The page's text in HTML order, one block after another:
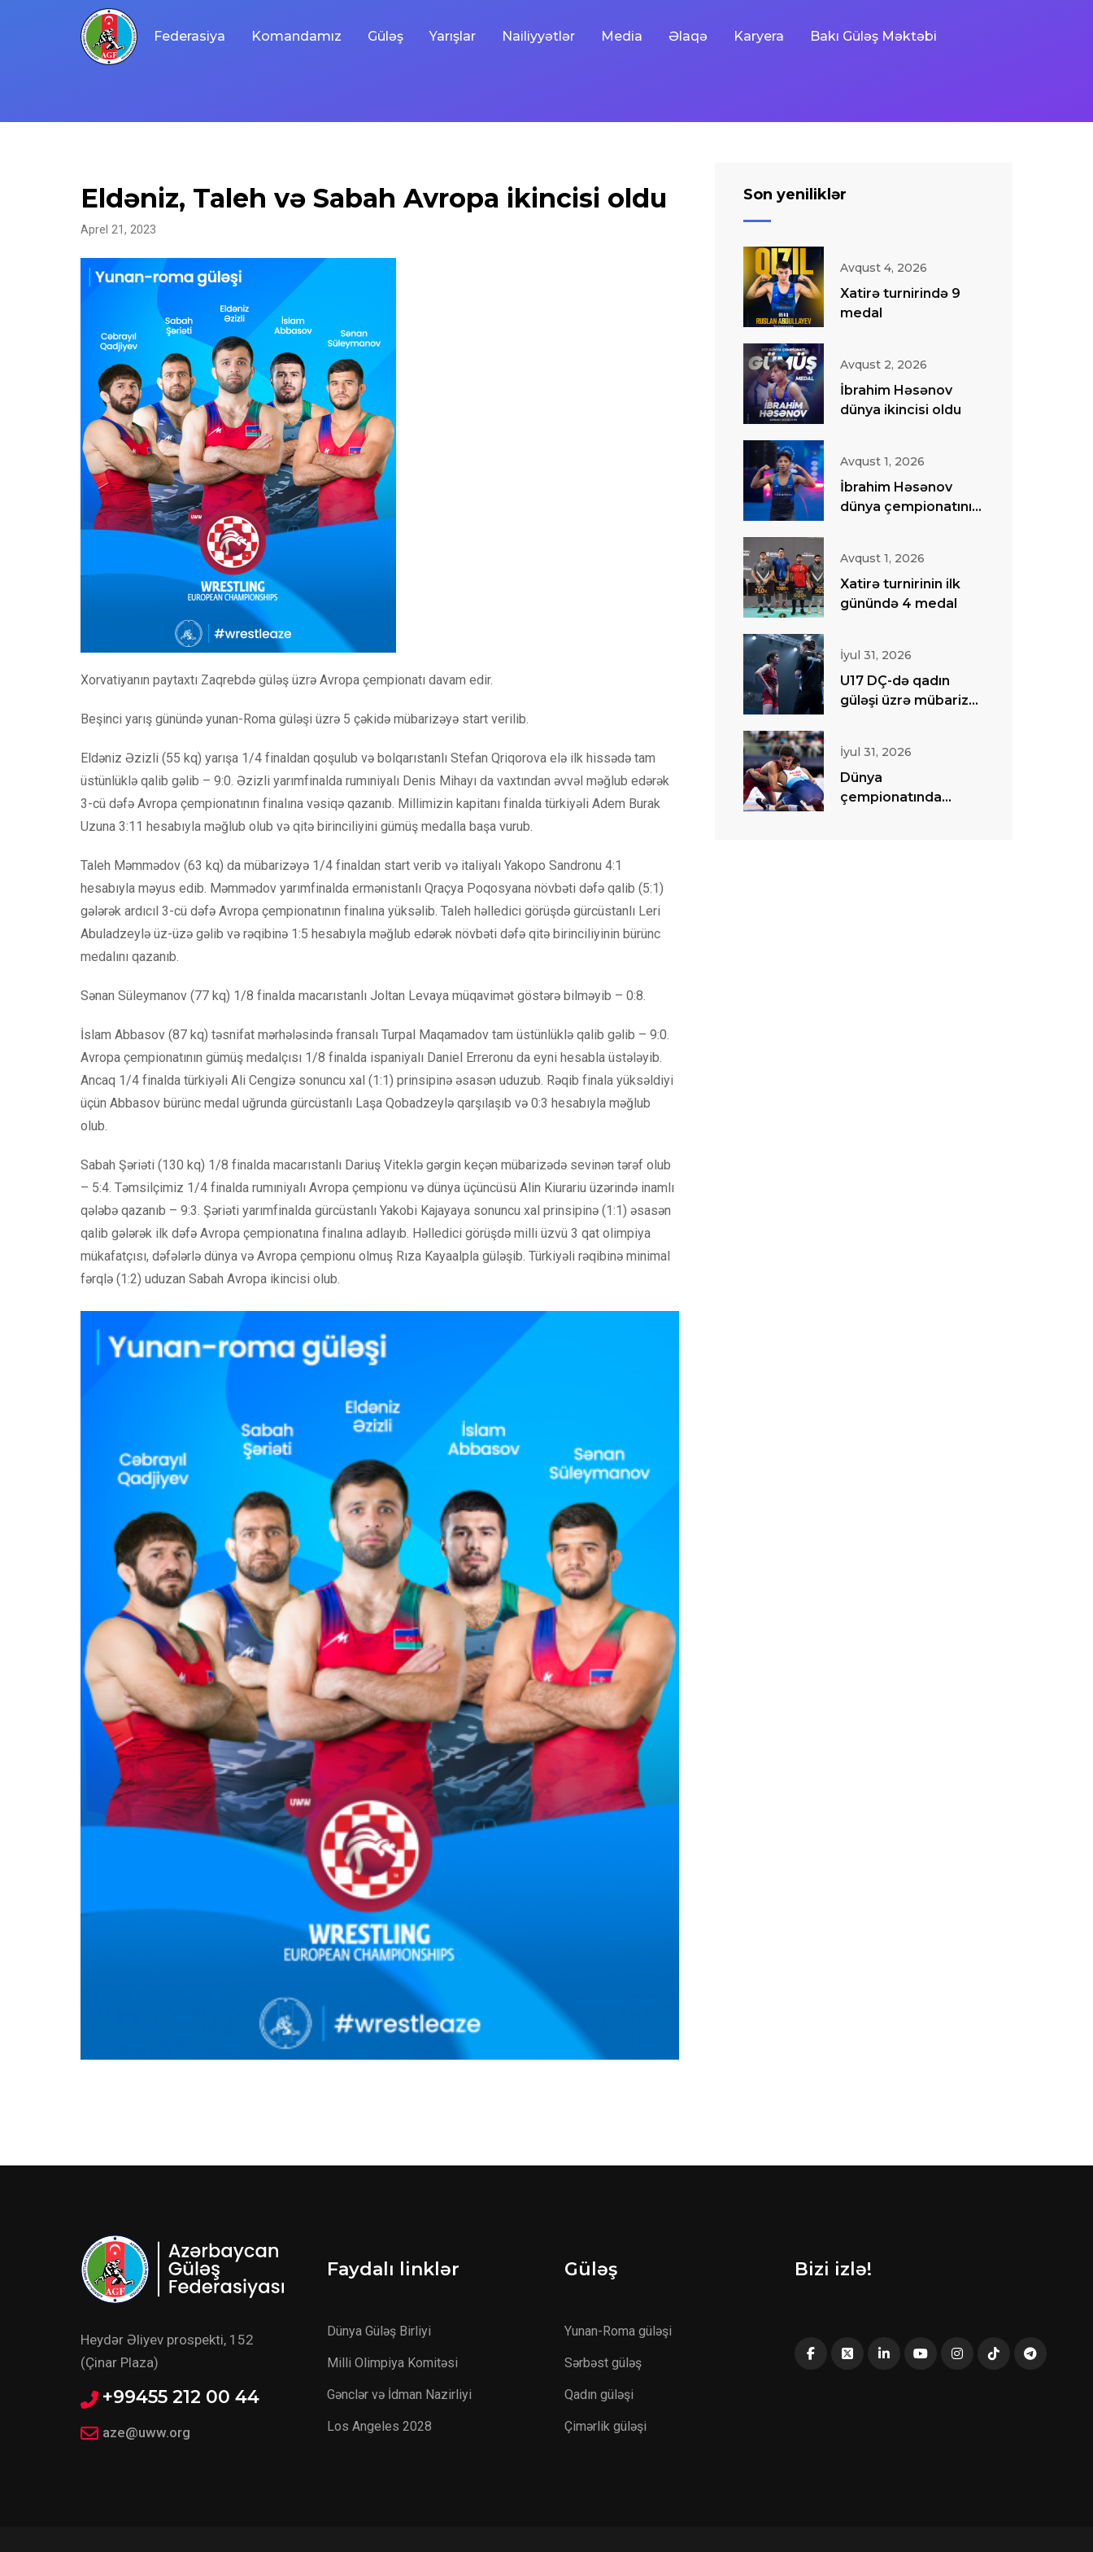
Federasiya Komandamız Güləş Yarışlar Nailiyyətlər Media Əlaqə Karyera Bakı Güləş Məktəbi
Eldəniz, Taleh və Sabah Avropa ikincisi oldu
Aprel 21, 2023
Xorvatiyanın paytaxtı Zaqrebdə güləş üzrə Avropa çempionatı davam edir.
Beşinci yarış günündə yunan-Roma güləşi üzrə 5 çəkidə mübarizəyə start verilib.
Eldəniz Əzizli (55 kq) yarışa 1/4 finaldan qoşulub və bolqarıstanlı Stefan Qriqorova elə ilk hissədə tam
üstünlüklə qalib gəlib – 9:0. Əzizli yarımfinalda rumıniyalı Denis Mihayı da vaxtından əvvəl məğlub edərək
3-cü dəfə Avropa çempionatının finalına vəsiqə qazanıb. Millimizin kapitanı finalda türkiyəli Adem Burak
Uzuna 3:11 hesabıyla məğlub olub və qitə birinciliyini gümüş medalla başa vurub.
Taleh Məmmədov (63 kq) da mübarizəyə 1/4 finaldan start verib və italiyalı Yakopo Sandronu 4:1
hesabıyla məyus edib. Məmmədov yarımfinalda ermənistanlı Qraçya Poqosyana növbəti dəfə qalib (5:1)
gələrək ardıcıl 3-cü dəfə Avropa çempionatının finalına yüksəlib. Taleh həlledici görüşdə gürcüstanlı Leri
Abuladzeylə üz-üzə gəlib və rəqibinə 1:5 hesabıyla məğlub edərək növbəti dəfə qitə birinciliyinin bürünc
medalını qazanıb.
Sənan Süleymanov (77 kq) 1/8 finalda macarıstanlı Joltan Levaya müqavimət göstərə bilməyib – 0:8.
İslam Abbasov (87 kq) təsnifat mərhələsində fransalı Turpal Maqamadov tam üstünlüklə qalib gəlib – 9:0.
Avropa çempionatının gümüş medalçısı 1/8 finalda ispaniyalı Daniel Erreronu da eyni hesabla üstələyib.
Ancaq 1/4 finalda türkiyəli Ali Cengizə sonuncu xal (1:1) prinsipinə əsasən uduzub. Rəqib finala yüksəldiyi
üçün Abbasov bürünc medal uğrunda gürcüstanlı Laşa Qobadzeylə qarşılaşıb və 0:3 hesabıyla məğlub
olub.
Sabah Şəriəti (130 kq) 1/8 finalda macarıstanlı Dariuş Viteklə gərgin keçən mübarizədə sevinən tərəf olub
– 5:4. Təmsilçimiz 1/4 finalda rumıniyalı Avropa çempionu və dünya üçüncüsü Alin Kiurariu üzərində inamlı
qələbə qazanıb – 9:3. Şəriəti yarımfinalda gürcüstanlı Yakobi Kajayaya sonuncu xal prinsipinə (1:1) əsasən
qalib gələrək ilk dəfə Avropa çempionatına finalına adlayıb. Həlledici görüşdə milli üzvü 3 qat olimpiya
mükafatçısı, dəfələrlə dünya və Avropa çempionu olmuş Rıza Kayaalpla güləşib. Türkiyəli rəqibinə minimal
fərqlə (1:2) uduzan Sabah Avropa ikincisi olub.
Son yeniliklər
Avqust 4, 2026
Xatirə turnirində 9
medal
Avqust 2, 2026
İbrahim Həsənov
dünya ikincisi oldu
Avqust 1, 2026
İbrahim Həsənov
dünya çempionatının
Avqust 1, 2026
Xatirə turnirinin ilk
günündə 4 medal
İyul 31, 2026
U17 DÇ-də qadın
güləşi üzrə mübarizə
İyul 31, 2026
Dünya
çempionatında
Heydər Əliyev prospekti, 152
(Çinar Plaza)
+99455 212 00 44
aze@uww.org
Faydalı linklər
Dünya Güləş Birliyi
Milli Olimpiya Komitəsi
Gənclər və İdman Nazirliyi
Los Angeles 2028
Güləş
Yunan-Roma güləşi
Sərbəst güləş
Qadın güləşi
Çimərlik güləşi
Bizi izlə!